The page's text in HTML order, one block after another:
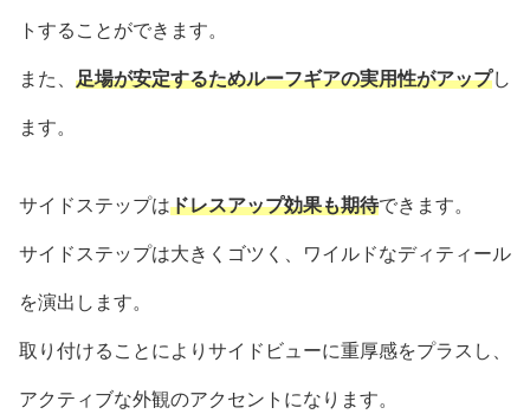
トすることができます。
また、 足場が安定するためルーフギアの実用性がアップし
ます。
サイドステップはドレスアップ効果も期待できます。
サイドステップは大きくゴツく、ワイルドなディティール
を演出します。
取り付けることによりサイドビューに重厚感をプラスし、
アクティブな外観のアクセントになります。